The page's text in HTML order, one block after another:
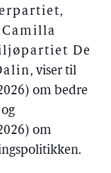
De
, viser til
om bedre
om